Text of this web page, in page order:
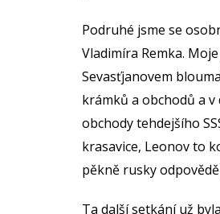
Podruhé jsme se
Vladimíra Remka.
Sevasťjanovem
krámků a obchodů a
obchody tehdejšího
krasavice, Leonov to
pěkně rusky
Ta další setkání už